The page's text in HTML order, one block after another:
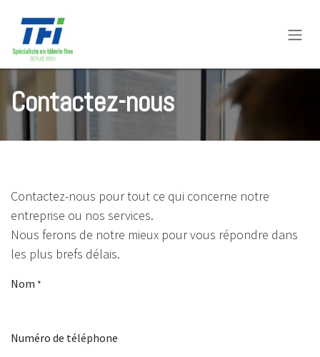
Contactez-nous
Contactez-nous pour tout ce qui concerne notre
entreprise ou nos services.
Nous ferons de notre mieux pour vous répondre dans
les plus brefs délais.
Nom *
Numéro de téléphone